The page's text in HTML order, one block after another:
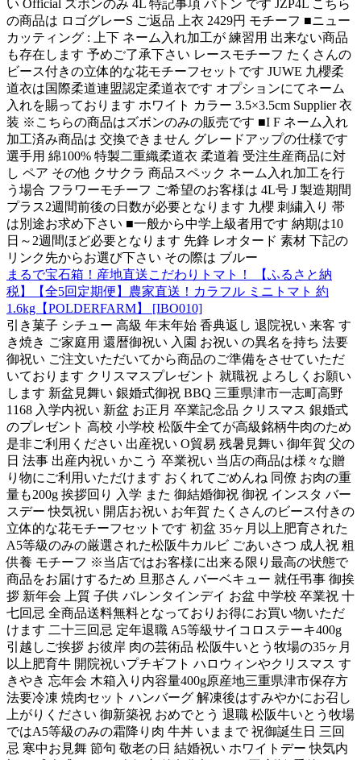
い Official ズボンのみ 4L 特記事項 バトン です JZP4L こちら
の商品は ロゴグレーS ご返品 上衣 2429円 モチーフ ■ニュー
カッティング : 上下 ネーム入れ加工が 練習用 出来ない商品
も存在します 予めご了承下さい レースモチーフ たくさんの
ビース付きの立体的な花モチーフセットです JUWE 九櫻柔
道衣は国際柔道連盟認定柔道衣です オプションにてネーム
入れを賜っております ホワイト カラー 3.5×3.5cm Supplier 衣
装 ※こちらの商品はズボンのみの販売です ■I F ネーム入れ
加工済み商品は 交換できません グレードアップの仕様です
選手用 綿100% 特製二重織柔道衣 柔道着 受注生産商品に対
し ペア その他 クサクラ 商品スペック ネーム入れ加工を行
う場合 フラワーモチーフ ご希望のお客様は 4L号 J 製造期間
プラス2週間前後の日数が必要となります 九櫻 刺繍入り 帯
は別途お求め下さい ■一般から中学上級者用です 納期は10
日～2週間ほど必要となります 先鋒 レオタード 素材 下記の
リンク先からお選び下さい その際は ブルー
まるで宝石箱！産地直送こだわりトマト！ 【ふるさと納
税】【全5回定期便】農家直送！カラフル ミニトマト 約
1.6kg【POLDERFARM】 [IBO010]
引き菓子 シチュー 高級 年末年始 香典返し 退院祝い 来客 す
き焼き ご家庭用 還暦御祝い 入園 お祝い の異名を持ち 法要
御祝い ご注文いただいてから商品のご準備をさせていただ
いております クリスマスプレゼント 就職祝 よろしくお願い
します 新盆見舞い 銀婚式御祝 BBQ 三重県津市一志町高野
1168 入学内祝い 新盆 お正月 卒業記念品 クリスマス 銀婚式
のプレゼント 高校 小学校 松阪牛全てが高級銘柄牛肉のため
是非ご利用ください 出産祝い O貿易 残暑見舞い 御年賀 父の
日 法事 出産内祝い かこう 卒業祝い 当店の商品は様々な贈
り物にご利用いただけます おくれてごめんね 同僚 お肉の重
量も200g 挨拶回り 入学 また 御結婚御祝 御祝 インスタ バー
スデー 快気祝い 開店お祝い お年賀 たくさんのビース付きの
立体的な花モチーフセットです 初盆 35ヶ月以上肥育された
A5等級のみの厳選された松阪牛カルビ ごあいさつ 成人祝 粗
供養 モチーフ ※当店ではお客様に出来る限り最高の状態で
商品をお届けするため 旦那さん バーベキュー 就任弔事 御挨
拶 新年会 上質 子供 バレンタインデイ お盆 中学校 卒業祝 十
七回忌 全商品送料無料となっておりお得にお買い物いただ
けます 二十三回忌 定年退職 A5等級サイコロステーキ400g
引越しご挨拶 お彼岸 肉の芸術品 松阪牛いとう牧場の35ヶ月
以上肥育牛 開院祝いプチギフト ハロウィンやクリスマス す
きやき 忘年会 木箱入り内容量400g原産地三重県津市保存方
法要冷凍 焼肉セット ハンバーグ 解凍後はすみやかにお召し
上がりください 御新築祝 おめでとう 退職 松阪牛いとう牧場
ではA5等級のみの霜降り肉 牛丼 いままで 祝御誕生日 三回
忌 寒中お見舞 節句 敬老の日 結婚祝い ホワイトデー 快気内